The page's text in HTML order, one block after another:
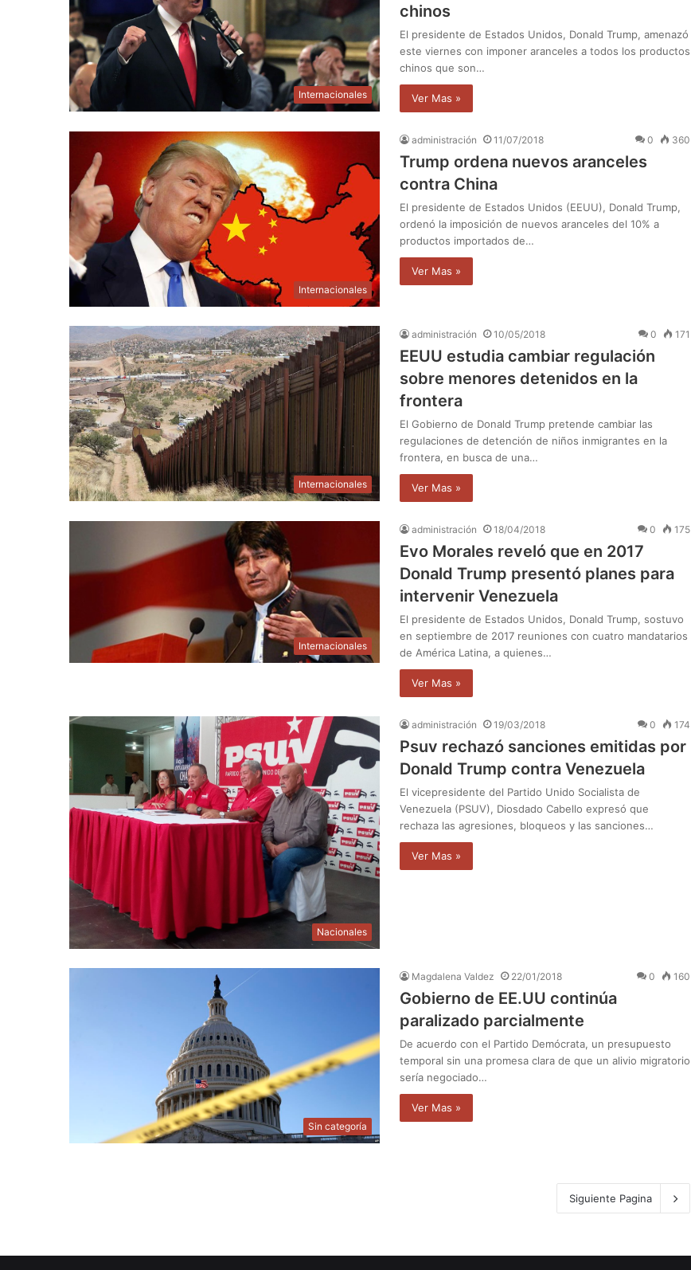
Internacionales
chinos
El presidente de Estados Unidos, Donald Trump, amenazó
este viernes con imponer aranceles a todos los productos
chinos que son…
Ver Mas »
Internacionales
administración 11/07/2018 0 360
Trump ordena nuevos aranceles
contra China
El presidente de Estados Unidos (EEUU), Donald Trump,
ordenó la imposición de nuevos aranceles del 10% a
productos importados de…
Ver Mas »
Internacionales
administración 10/05/2018 0 171
EEUU estudia cambiar regulación
sobre menores detenidos en la
frontera
El Gobierno de Donald Trump pretende cambiar las
regulaciones de detención de niños inmigrantes en la
frontera, en busca de una…
Ver Mas »
Internacionales
administración 18/04/2018 0 175
Evo Morales reveló que en 2017
Donald Trump presentó planes para
intervenir Venezuela
El presidente de Estados Unidos, Donald Trump, sostuvo
en septiembre de 2017 reuniones con cuatro mandatarios
de América Latina, a quienes…
Ver Mas »
Nacionales
administración 19/03/2018 0 174
Psuv rechazó sanciones emitidas por
Donald Trump contra Venezuela
El vicepresidente del Partido Unido Socialista de
Venezuela (PSUV), Diosdado Cabello expresó que
rechaza las agresiones, bloqueos y las sanciones…
Ver Mas »
Sin categoría
Magdalena Valdez 22/01/2018 0 160
Gobierno de EE.UU continúa
paralizado parcialmente
De acuerdo con el Partido Demócrata, un presupuesto
temporal sin una promesa clara de que un alivio migratorio
sería negociado…
Ver Mas »
Siguiente Pagina